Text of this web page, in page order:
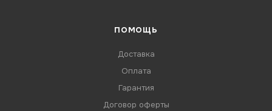
ПОМОЩЬ
Доставка
Оплата
Гарантия
Договор оферты